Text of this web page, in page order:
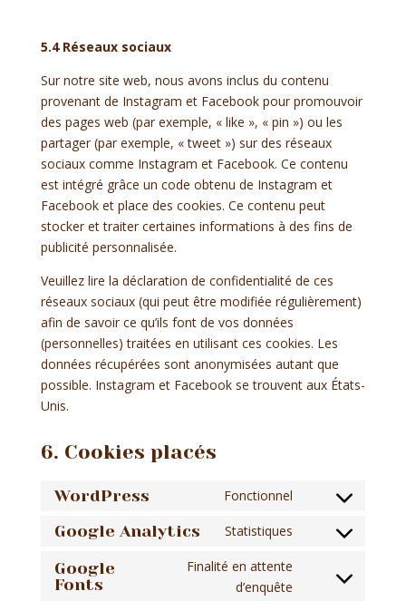
5.4 Réseaux sociaux
Sur notre site web, nous avons inclus du contenu
provenant de Instagram et Facebook pour promouvoir
des pages web (par exemple, « like », « pin ») ou les
partager (par exemple, « tweet ») sur des réseaux
sociaux comme Instagram et Facebook. Ce contenu
est intégré grâce un code obtenu de Instagram et
Facebook et place des cookies. Ce contenu peut
stocker et traiter certaines informations à des fins de
publicité personnalisée.
Veuillez lire la déclaration de confidentialité de ces
réseaux sociaux (qui peut être modifiée régulièrement)
afin de savoir ce qu’ils font de vos données
(personnelles) traitées en utilisant ces cookies. Les
données récupérées sont anonymisées autant que
possible. Instagram et Facebook se trouvent aux États-
Unis.
6. Cookies placés
WordPress Fonctionnel
Consent
Google Analytics Statistiques
Consent
service
Google
Fonts
Finalité en attente
d’enquête
Consent